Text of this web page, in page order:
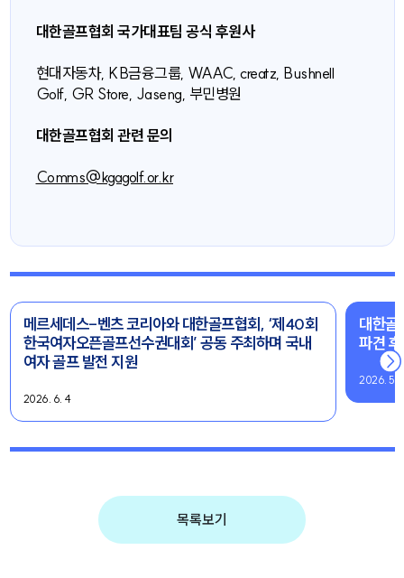
대한골프협회 국가대표팀 공식 후원사
현대자동차, KB금융그룹, WAAC, creatz, Bushnell
Golf, GR Store, Jaseng, 부민병원
대한골프협회 관련 문의
Comms@kgagolf.or.kr
메르세데스-벤츠 코리아와 대한골프협회, ‘제40회
한국여자오픈골프선수권대회’ 공동 주최하며 국내
여자 골프 발전 지원
2026. 6. 4
대한골
파견
2026. 5.
목록보기